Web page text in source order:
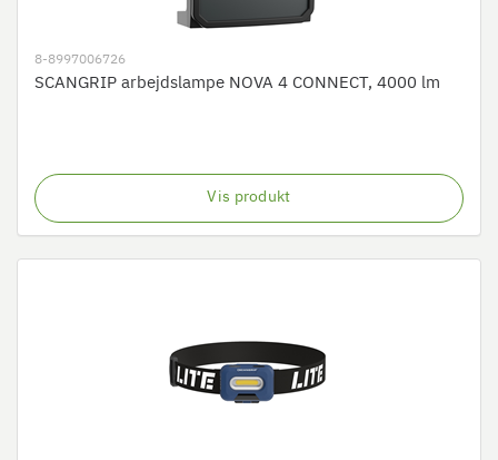
8-8997006726
SCANGRIP arbejdslampe NOVA 4 CONNECT, 4000 lm
Vis produkt